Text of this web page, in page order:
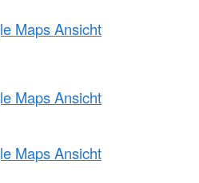
Maps Ansicht
Maps Ansicht
Maps Ansicht